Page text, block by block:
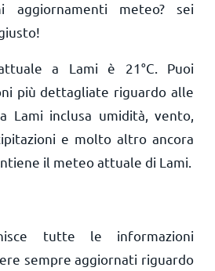
aggiornamenti meteo? sei
a Lami è 21°C . Puoi
più dettagliate riguardo alle
Lami inclusa umidità, vento,
e molto altro ancora
il meteo attuale di Lami.
tutte le informazioni
sempre aggiornati riguardo